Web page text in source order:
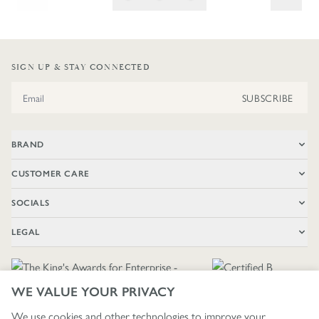
WE VALUE YOUR PRIVACY
SIGN UP & STAY CONNECTED
SUBSCRIBE
BRAND
CUSTOMER CARE
SOCIALS
LEGAL